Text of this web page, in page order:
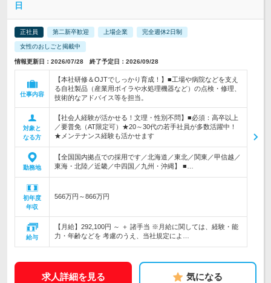
日
正社員 第二新卒歓迎 上場企業 完全週休2日制
女性のおしごと掲載中
情報更新日：2026/07/28 終了予定日：2026/09/28
仕事内容
【本社研修＆OJTでしっかり育成！】■工場や病院などを支え
る自社製品（産業用ボイラや水処理機器など）の点検・修理、
技術的なアドバイス等を担当。
対象と
なる方
【社会人経験が活かせる！文理・性別不問】■必須：高卒以上
／要普免（AT限定可）★20～30代の若手社員が多数活躍中！
★メンテナンス経験も活かせます
勤務地
【全国国内拠点での採用です／北海道／東北／関東／甲信越／
東海・北陸／近畿／中四国／九州・沖縄】 ■…
初年度
年収
566万円～866万円
給与
【月給】292,100円 ～ ＋ 諸手当 ※月給に関しては、経験・能
力・年齢などを 考慮のうえ、当社規定によ…
求人詳細を見る 気になる